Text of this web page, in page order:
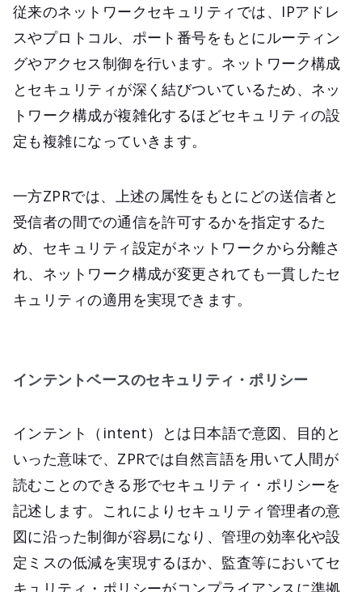
従来のネットワークセキュリティでは、IPアドレ
スやプロトコル、ポート番号をもとにルーティン
グやアクセス制御を行います。ネットワーク構成
とセキュリティが深く結びついているため、ネッ
トワーク構成が複雑化するほどセキュリティの設
定も複雑になっていきます。
一方ZPRでは、上述の属性をもとにどの送信者と
受信者の間での通信を許可するかを指定するた
め、セキュリティ設定がネットワークから分離さ
れ、ネットワーク構成が変更されても一貫したセ
キュリティの適用を実現できます。
インテントベースのセキュリティ・ポリシー
インテント（intent）とは日本語で意図、目的と
いった意味で、ZPRでは自然言語を用いて人間が
読むことのできる形でセキュリティ・ポリシーを
記述します。これによりセキュリティ管理者の意
図に沿った制御が容易になり、管理の効率化や設
定ミスの低減を実現するほか、監査等においてセ
キュリティ・ポリシーがコンプライアンスに準拠